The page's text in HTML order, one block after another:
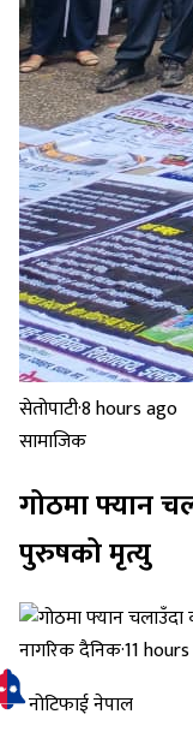
सेतोपाटी·8 hours ago
सामाजिक
गोठमा फ्यान
पुरुषको मृत्यु
नागरिक दैनिक·11
नोटिफाई नेपाल